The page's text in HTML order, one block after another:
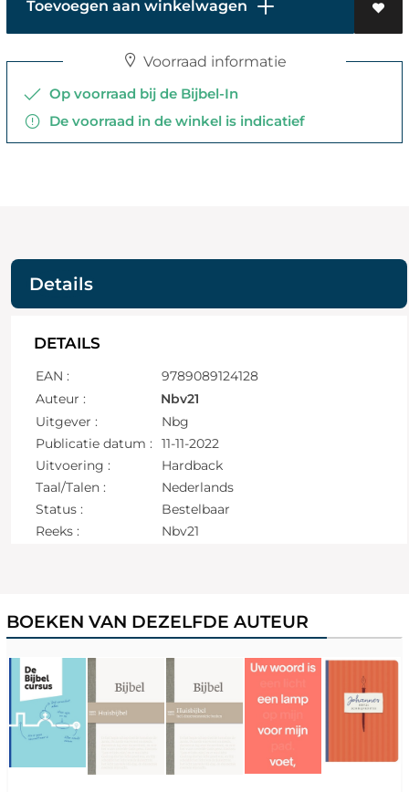
Toevoegen aan winkelwagen
Voorraad informatie
Op voorraad bij de Bijbel-In
De voorraad in de winkel is indicatief
Details
DETAILS
EAN :
9789089124128
Auteur :
Nbv21
Uitgever :
Nbg
Publicatie datum :
11-11-2022
Uitvoering :
Hardback
Taal/Talen :
Nederlands
Status :
Bestelbaar
Reeks :
Nbv21
BOEKEN VAN DEZELFDE AUTEUR